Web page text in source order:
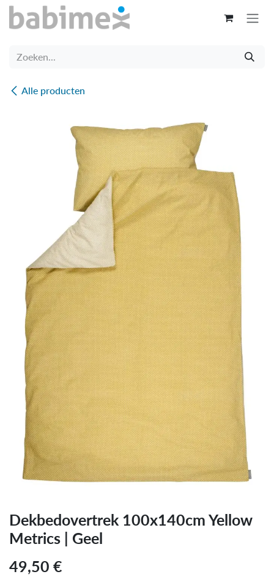
Overslaan naar inhoud
Alle producten
Dekbedovertrek 100x140cm Yellow
Metrics | Geel
49,50 €